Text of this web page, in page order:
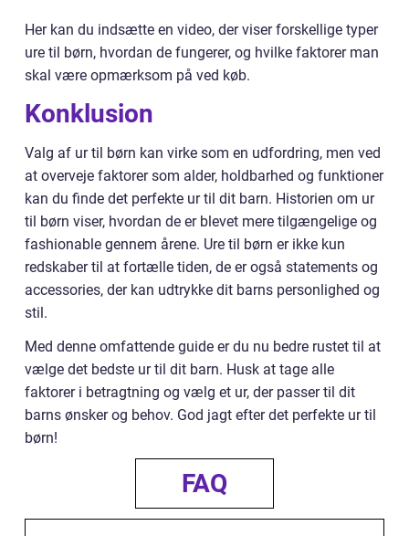
Her kan du indsætte en video, der viser forskellige typer
ure til børn, hvordan de fungerer, og hvilke faktorer man
skal være opmærksom på ved køb.
Konklusion
Valg af ur til børn kan virke som en udfordring, men ved
at overveje faktorer som alder, holdbarhed og funktioner
kan du finde det perfekte ur til dit barn. Historien om ur
til børn viser, hvordan de er blevet mere tilgængelige og
fashionable gennem årene. Ure til børn er ikke kun
redskaber til at fortælle tiden, de er også statements og
accessories, der kan udtrykke dit barns personlighed og
stil.
Med denne omfattende guide er du nu bedre rustet til at
vælge det bedste ur til dit barn. Husk at tage alle
faktorer i betragtning og vælg et ur, der passer til dit
barns ønsker og behov. God jagt efter det perfekte ur til
børn!
FAQ